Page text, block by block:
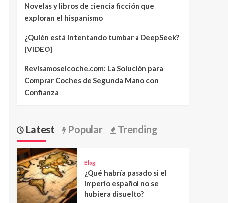
Novelas y libros de ciencia ficción que
exploran el hispanismo
¿Quién está intentando tumbar a DeepSeek?
[VIDEO]
Revisamoselcoche.com: La Solución para
Comprar Coches de Segunda Mano con
Confianza
Latest Popular Trending
Blog
¿Qué habría pasado si el
imperio español no se
hubiera disuelto?